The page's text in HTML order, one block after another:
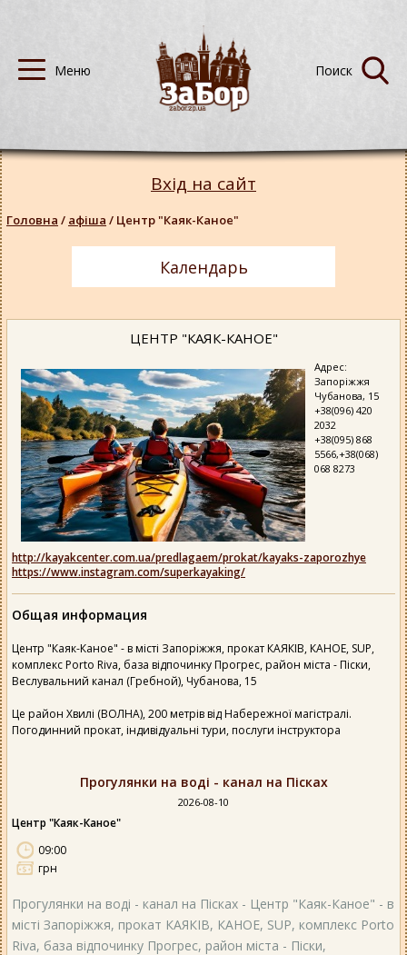
ЦЕНТР "КАЯК-КАНОЕ"
Адрес:
Запоріжжя
Чубанова, 15
+38(096) 420
2032
+38(095) 868
5566,+38(068)
068 8273
http://kayakcenter.com.ua/predlagaem/prokat/kayaks-zaporozhye
https://www.instagram.com/superkayaking/
Общая информация
Центр "Каяк-Каное" - в місті Запоріжжя, прокат КАЯКІВ, КАНОЕ, SUP,
комплекс Porto Riva, база відпочинку Прогрес, район міста - Піски,
Веслувальний канал (Гребной), Чубанова, 15
Це район Хвилі (ВОЛНА), 200 метрів від Набережної магістралі.
Погодинний прокат, індивідуальні тури, послуги інструктора
Прогулянки на воді - канал на Пісках
2026-08-10
Центр "Каяк-Каное"
09:00
грн
Прогулянки на воді - канал на Пісках - Центр "Каяк-Каное" - в
місті Запоріжжя, прокат КАЯКІВ, КАНОЕ, SUP, комплекс Porto
Riva, база відпочинку Прогрес, район міста - Піски,
Вхід на сайт
Головна / афіша / Центр "Каяк-Каное"
Календарь